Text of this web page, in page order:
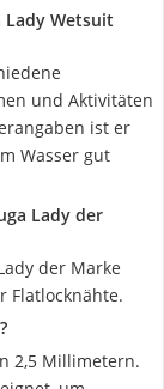
Lady Wetsuit
und Aktivitäten
ist er
Wasser gut
Lady der
der Marke
Flatlocknähte.
2,5 Millimetern.